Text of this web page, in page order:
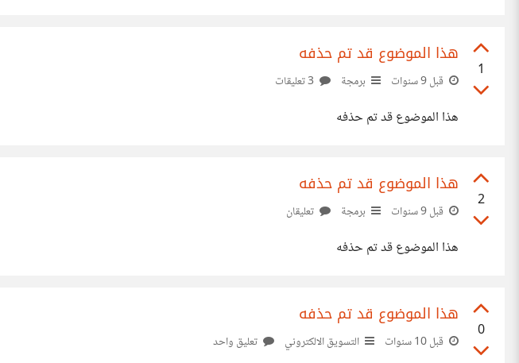
1
هذا الموضوع قد تم حذفه
قبل 9 سنوات برمجة
هذا الموضوع قد تم حذفه
2
هذا الموضوع قد تم حذفه
قبل 9 سنوات برمجة تعليقان
هذا الموضوع قد تم حذفه
0
هذا الموضوع قد تم حذفه
قبل 10 سنوات التسويق الالكتروني تعليق واحد